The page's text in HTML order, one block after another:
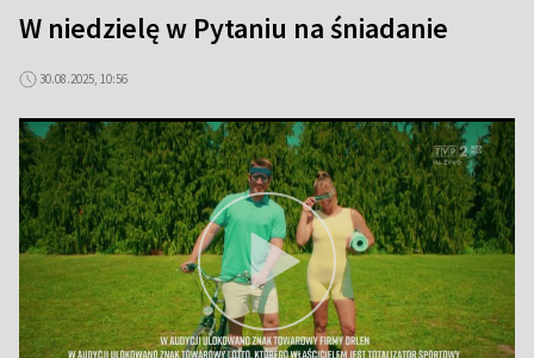
W niedzielę w Pytaniu na śniadanie
30.08.2025, 10:56